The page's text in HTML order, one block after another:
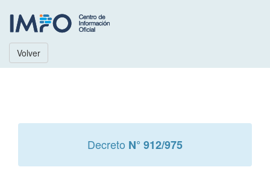
Volver
Decreto N° 912/975